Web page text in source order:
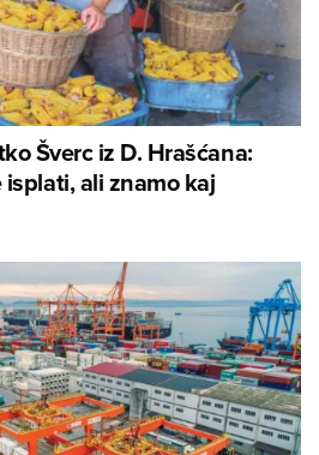
Šverc iz D. Hrašćana:
ali znamo kaj